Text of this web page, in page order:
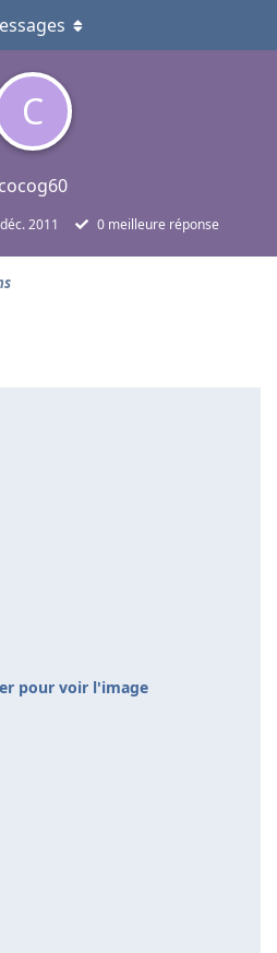
C
cocog60
2011 0 meilleure réponse
pour voir l'image